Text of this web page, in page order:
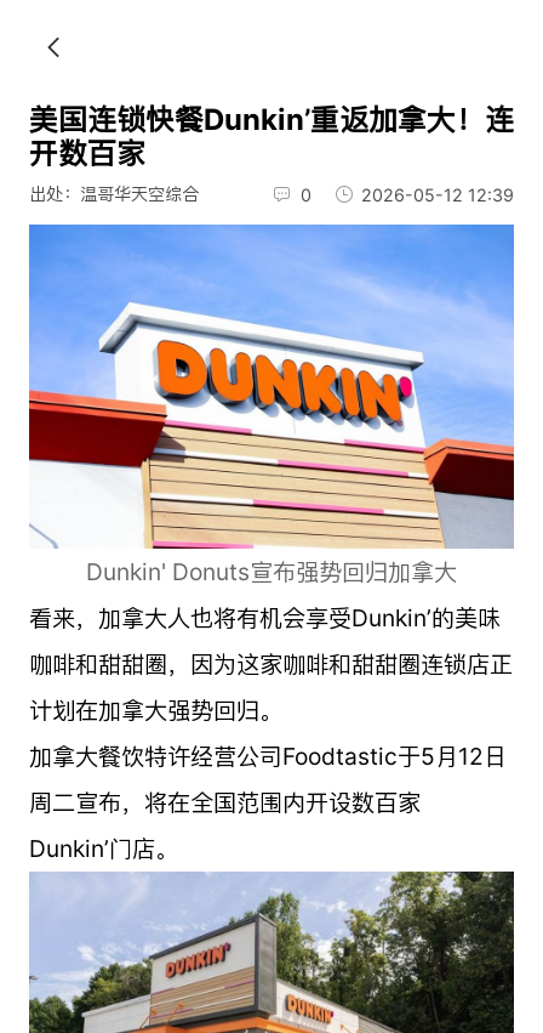
美国连锁快餐Dunkin’重返加拿大！连
开数百家
出处：温哥华天空综合 0 2026-05-12 12:39
Dunkin' Donuts宣布强势回归加拿大
看来，加拿大人也将有机会享受Dunkin’的美味
咖啡和甜甜圈，因为这家咖啡和甜甜圈连锁店正
计划在加拿大强势回归。
加拿大餐饮特许经营公司Foodtastic于5月12日
周二宣布，将在全国范围内开设数百家
Dunkin’门店。